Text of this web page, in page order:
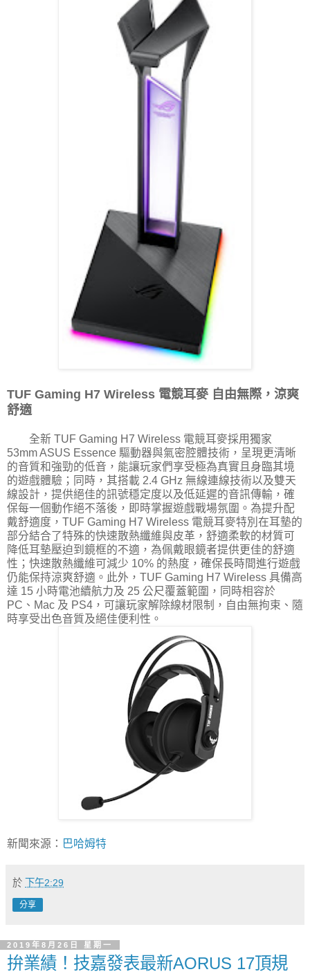
TUF Gaming H7 Wireless 電競耳麥 自由無際，涼爽
舒適
全新 TUF Gaming H7 Wireless 電競耳麥採用獨家
53mm ASUS Essence 驅動器與氣密腔體技術，呈現更清晰
的音質和強勁的低音，能讓玩家們享受極為真實且身臨其境
的遊戲體驗；同時，其搭載 2.4 GHz 無線連線技術以及雙天
線設計，提供絕佳的訊號穩定度以及低延遲的音訊傳輸，確
保每一個動作絕不落後，即時掌握遊戲戰場氛圍。為提升配
戴舒適度，TUF Gaming H7 Wireless 電競耳麥特別在耳墊的
部分結合了特殊的快速散熱纖維與皮革，舒適柔軟的材質可
降低耳墊壓迫到鏡框的不適，為佩戴眼鏡者提供更佳的舒適
性；快速散熱纖維可減少 10% 的熱度，確保長時間進行遊戲
仍能保持涼爽舒適。此外，TUF Gaming H7 Wireless 具備高
達 15 小時電池續航力及 25 公尺覆蓋範圍，同時相容於
PC、Mac 及 PS4，可讓玩家解除線材限制，自由無拘束、隨
時享受出色音質及絕佳便利性。
新聞來源： 巴哈姆特
於 下午2:29
分享
2019年8月26日 星期一
拚業績！技嘉發表最新AORUS 17頂規